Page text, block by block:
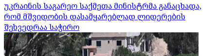
უკრაინის საგარეო საქმეთა მინისტრმა განაცხადა,
რომ მშვიდობის დასამყარებლად ლიდერების
შეხვედრაა საჭირო